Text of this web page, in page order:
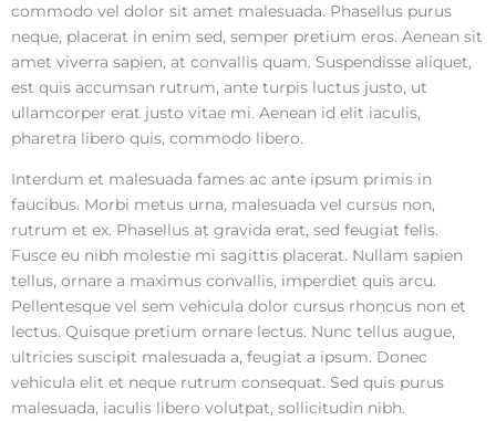
commodo vel dolor sit amet malesuada. Phasellus purus
neque, placerat in enim sed, semper pretium eros. Aenean sit
amet viverra sapien, at convallis quam. Suspendisse aliquet,
est quis accumsan rutrum, ante turpis luctus justo, ut
ullamcorper erat justo vitae mi. Aenean id elit iaculis,
pharetra libero quis, commodo libero.
Interdum et malesuada fames ac ante ipsum primis in
faucibus. Morbi metus urna, malesuada vel cursus non,
rutrum et ex. Phasellus at gravida erat, sed feugiat felis.
Fusce eu nibh molestie mi sagittis placerat. Nullam sapien
tellus, ornare a maximus convallis, imperdiet quis arcu.
Pellentesque vel sem vehicula dolor cursus rhoncus non et
lectus. Quisque pretium ornare lectus. Nunc tellus augue,
ultricies suscipit malesuada a, feugiat a ipsum. Donec
vehicula elit et neque rutrum consequat. Sed quis purus
malesuada, iaculis libero volutpat, sollicitudin nibh.